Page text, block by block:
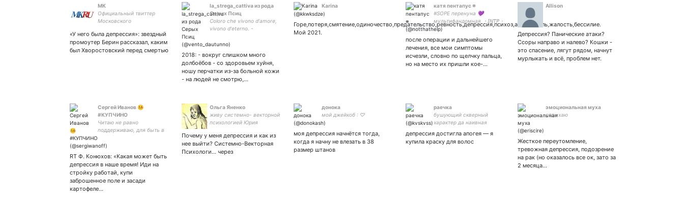
МК
Официальный твиттер
Московского
ярче! Наши каналы в
Telegram:
«У него была депрессия»: звездный
промоутер Берин рассказал, каким
был Хворостовский перед смертью
la_strega_cattiva из рода
Серых Псиц
Coloro che vivono d'amore,
vivono d'eterno. -
Stay | ♥️ книги, Bon Jovi и
Сварог
2018: - вокруг слишком много
долбоёбов - со здоровьем хуйня,
ношу перчатки из-за больной кожи
- на людей не смотрю,…
Karina
Горе,потеря,смятение,одиночество,предательство,ревность,депрессия,психоз,апатия,боль,жалость,бессилие.
Мой 2021.
катя пентапус 𖥻
#SOPE перенуна 💜
мультифандомная ・𝘐𝘕𝘛𝘗・
люблю покушать 🍜
после операции и дальнейшего
лечения, все мои симптомы
исчезли, словно по щелчку пальца,
но на место их пришли кое-…
Allison
Депрессия? Панические атаки?
Ссоры направо и налево? Кошки -
это спасение, лягут рядом, начнут
мурлыкать и всё, проблем нет.
Сергей Иванов 🤒
#КУПЧИНО
Читаю не равно
поддерживаю, для быть в
СССР, пережил 90-е,
историю под любым
флагом, амнезией не
страдаю. Сарказм!
RT Ф. Конюхов: «Какая может быть
депрессия в наше время! Иди на
стройку работай, купи
заброшенное поле и засади
картофеле…
Ольга Яненко
живу системно- векторной
психологией Юрия
Почему у меня депрессия и как из
нее выйти? Системно-Векторная
Психологи... через
донока
мой джейкоб : ♡
моя депрессия начнётся тогда,
когда я начну не влезать в 38
размер штанов
раечка
бушующий скверный
характер да наивная
8234 3327
депрессия достигла апогея — я
купила краску для волос
эмоциональная муха
отдыхаю
Жесткое переутомление,
тревожная депрессия, подозрение
на рак (но оказалось все ок, зато за
2 месяца…